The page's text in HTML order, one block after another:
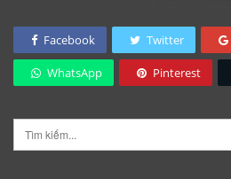
Facebook Twitter
WhatsApp Pinterest